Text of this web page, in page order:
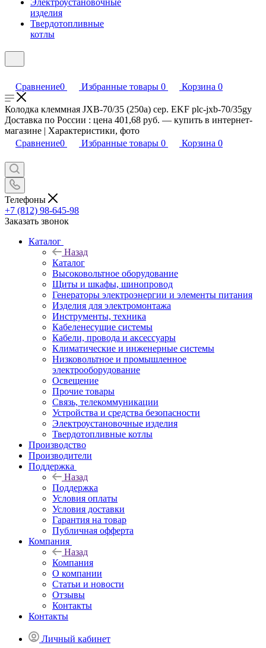
Электроустановочные
изделия
Твердотопливные
котлы
Сравнение0 Избранные товары 0 Корзина 0
Колодка клеммная JXB-70/35 (250а) сер. EKF plc-jxb-70/35gy
Доставка по России : цена 401,68 руб. — купить в интернет-
магазине | Характеристики, фото
Сравнение0 Избранные товары 0 Корзина 0
Телефоны
+7 (812) 98-645-98
Заказать звонок
Каталог
Назад
Каталог
Высоковольтное оборудование
Щиты и шкафы, шинопровод
Генераторы электроэнергии и элементы питания
Изделия для электромонтажа
Инструменты, техника
Кабеленесущие системы
Кабели, провода и аксессуары
Климатические и инженерные системы
Низковольтное и промышленное
электрооборудование
Освещение
Прочие товары
Связь, телекоммуникации
Устройства и средства безопасности
Электроустановочные изделия
Твердотопливные котлы
Производство
Производители
Поддержка
Назад
Поддержка
Условия оплаты
Условия доставки
Гарантия на товар
Публичная офферта
Компания
Назад
Компания
О компании
Статьи и новости
Отзывы
Контакты
Контакты
Личный кабинет